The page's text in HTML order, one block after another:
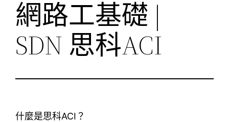
網路工基礎 |
SDN 思科ACI
什麼是思科ACI？